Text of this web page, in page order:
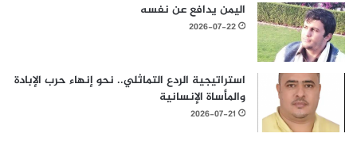
اليمن يدافع عن نفسه
2026-07-22
استراتيجية الردع التماثلي.. نحو إنهاء حرب الإبادة
والمأساة الإنسانية
2026-07-21